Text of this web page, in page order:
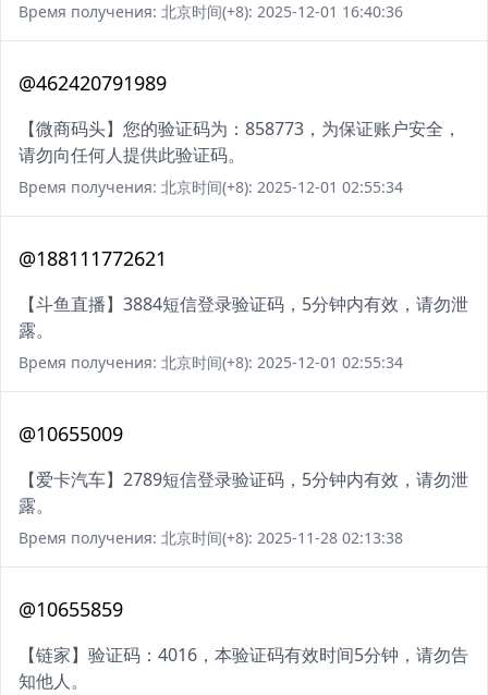
Время получения: 北京时间(+8): 2025-12-01 16:40:36
@462420791989
【微商码头】您的验证码为：858773，为保证账户安全，
请勿向任何人提供此验证码。
Время получения: 北京时间(+8): 2025-12-01 02:55:34
@188111772621
【斗鱼直播】3884短信登录验证码，5分钟内有效，请勿泄
露。
Время получения: 北京时间(+8): 2025-12-01 02:55:34
@10655009
【爱卡汽车】2789短信登录验证码，5分钟内有效，请勿泄
露。
Время получения: 北京时间(+8): 2025-11-28 02:13:38
@10655859
【链家】验证码：4016，本验证码有效时间5分钟，请勿告
知他人。